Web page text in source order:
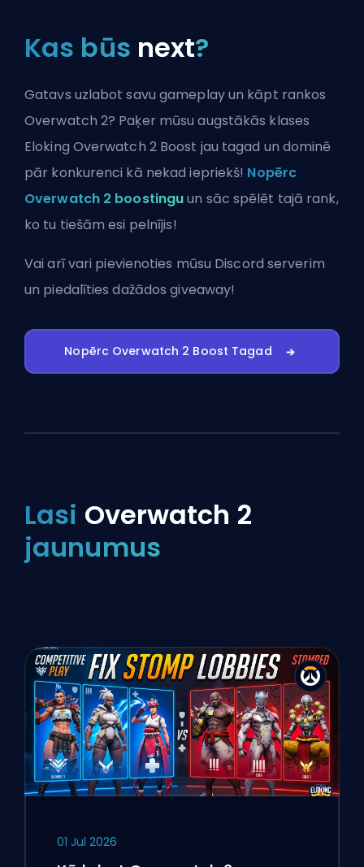
Kas būs next?
Gatavs uzlabot savu gameplay un kāpt rankos
Overwatch 2? Paķer mūsu augstākās klases
Eloking Overwatch 2 Boost jau tagad un dominē
pār konkurenci kā nekad iepriekš! Nopērc
Overwatch 2 boostinguun sāc spēlēt tajā rank,
ko tu tiešām esi pelnījis!
Vai arī vari pievienoties mūsu Discord serverim
un piedalīties dažādos giveaway!
Nopērc Overwatch 2 Boost Tagad
Lasi Overwatch 2
jaunumus
01 Jul 2026